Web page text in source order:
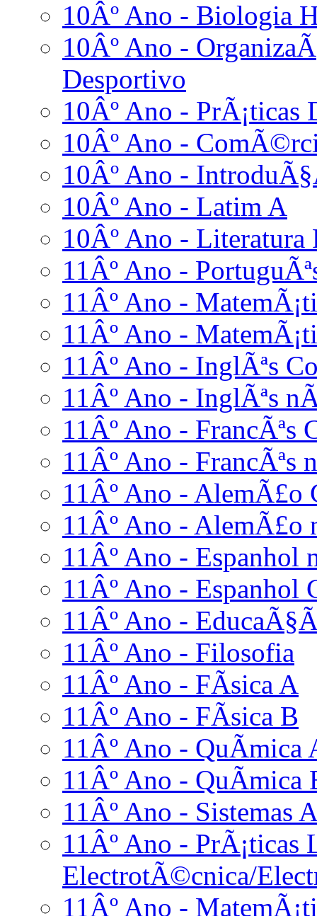
10Âº Ano - Biologia
10Âº Ano -
Desportivo
10Âº Ano - PrÃ¡ticas
10Âº Ano -
10Âº Ano -
10Âº Ano - Latim A
10Âº Ano - Literatura
11Âº Ano -
11Âº Ano -
11Âº Ano -
11Âº Ano - InglÃªs
11Âº Ano - InglÃªs
11Âº Ano -
11Âº Ano - FrancÃªs
11Âº Ano -
11Âº Ano - AlemÃ£o
11Âº Ano - Espanhol
11Âº Ano -
11Âº Ano -
11Âº Ano - Filosofia
11Âº Ano - FÃ­sica A
11Âº Ano - FÃ­sica B
11Âº Ano - QuÃ­mica
11Âº Ano - QuÃ­mica
11Âº Ano - Sistemas
11Âº Ano - PrÃ¡ticas
ElectrotÃ©cnica/
11Âº Ano -